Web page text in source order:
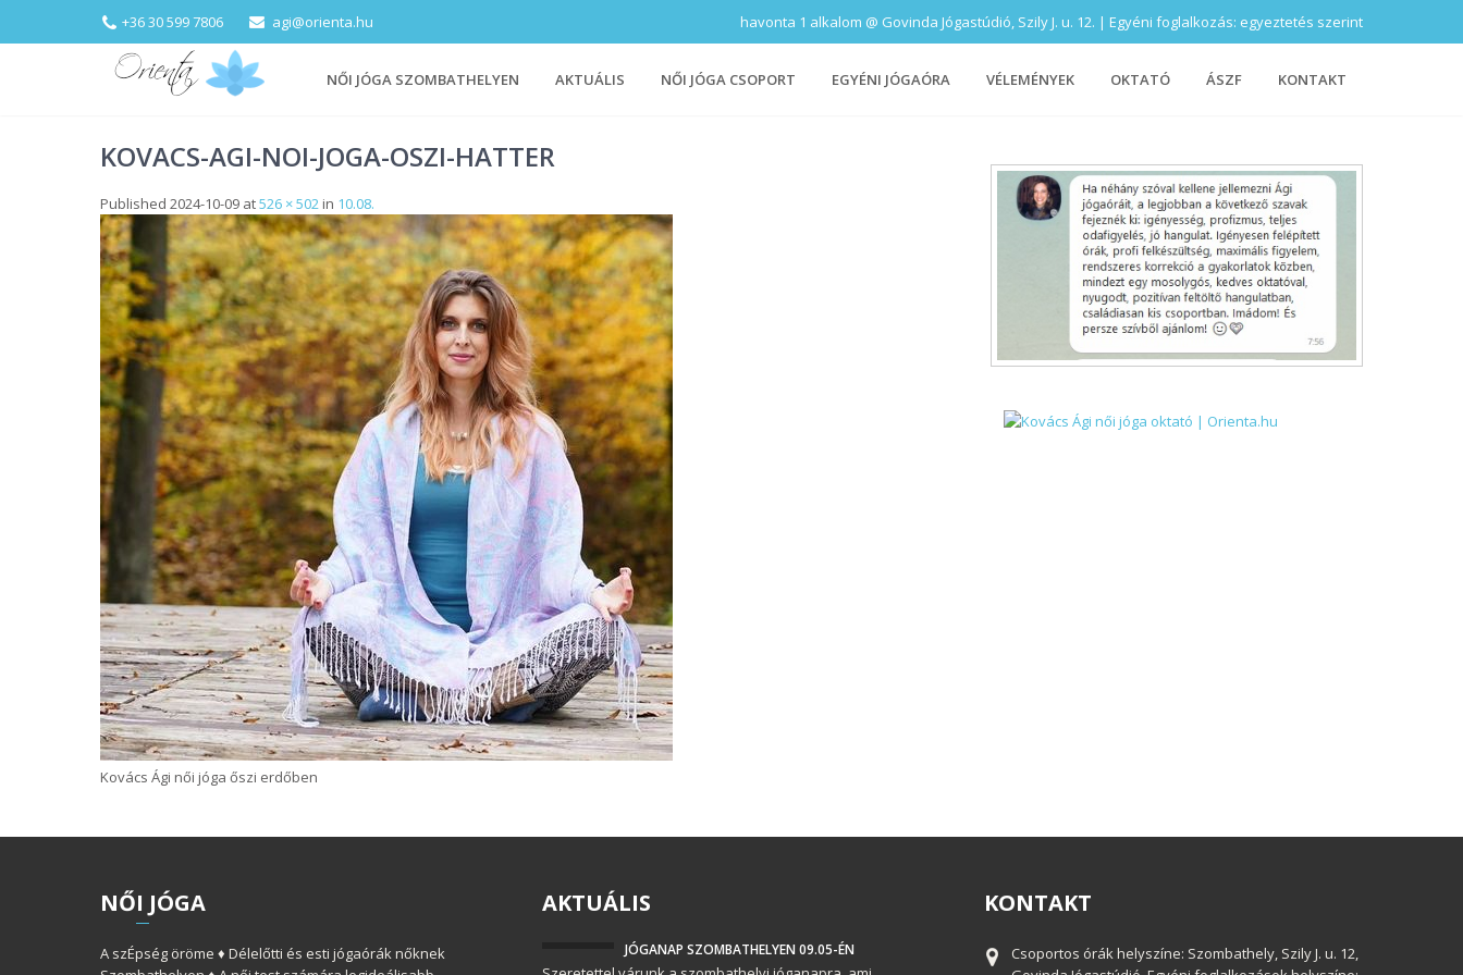
+36 30 599 7806 agi@orienta.hu havonta 1 alkalom @ Govinda Jógastúdió, Szily J. u. 12. | Egyéni foglalkozás: egyeztetés szerint
NŐI JÓGA SZOMBATHELYEN AKTUÁLIS NŐI JÓGA CSOPORT EGYÉNI JÓGAÓRA VÉLEMÉNYEK OKTATÓ ÁSZF KONTAKT
KOVACS-AGI-NOI-JOGA-OSZI-HATTER
Published 2024-10-09 at526 × 502 in 10.08.
Kovács Ági női jóga őszi erdőben
NŐI JÓGA
A szÉpség öröme ♦ Délelőtti és esti jógaórák nőknek
AKTUÁLIS
JÓGANAP SZOMBATHELYEN 09.05-ÉN
KONTAKT
Csoportos órák helyszíne: Szombathely, Szily J. u. 12,